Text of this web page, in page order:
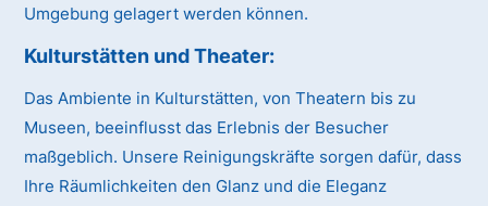
Umgebung gelagert werden können.
Kulturstätten und Theater:
Das Ambiente in Kulturstätten, von Theatern bis zu
Museen, beeinflusst das Erlebnis der Besucher
maßgeblich. Unsere Reinigungskräfte sorgen dafür, dass
Ihre Räumlichkeiten den Glanz und die Eleganz